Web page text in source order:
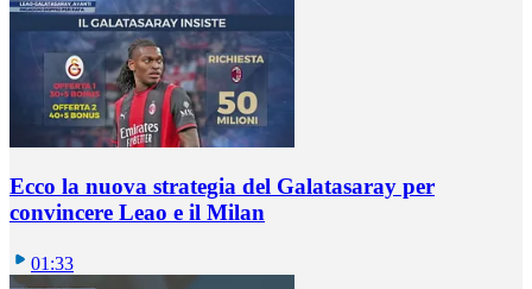
Ecco la nuova strategia del Galatasaray per
convincere Leao e il Milan
01:33